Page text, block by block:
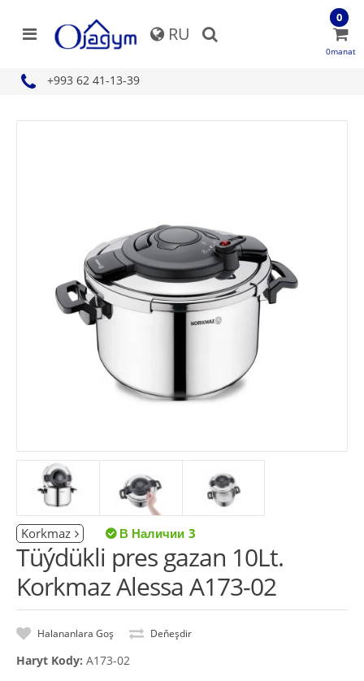
RU
+993 62 41-13-39
0
0manat
Korkmaz 3
Tüýdükli pres gazan 10Lt.
Korkmaz Alessa A173-02
Halananlara Goş Deňeşdir
Haryt Kody: A173-02